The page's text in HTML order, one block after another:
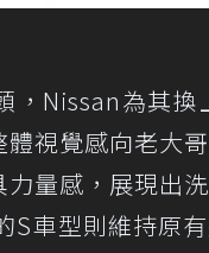
，Nissan為其
視覺感向老大
量感，展現出
S車型則維持原